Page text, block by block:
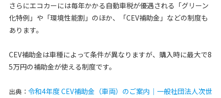
さらにエコカーには毎年かかる自動車税が優遇される「グリーン
化特例」や「環境性能割」のほか、「CEV補助金」などの制度も
あります。
CEV補助金は車種によって条件が異なりますが、購入時に最大で8
5万円の補助金が使える制度です。
出典： 令和4年度 CEV補助金（車両）のご案内｜一般社団法人次世